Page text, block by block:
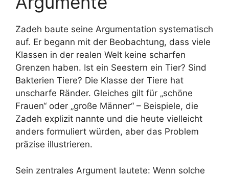
Zadeh baute seine Argumentation systematisch
auf. Er begann mit der Beobachtung, dass viele
Klassen in der realen Welt keine scharfen
Grenzen haben. Ist ein Seestern ein Tier? Sind
Bakterien Tiere? Die Klasse der Tiere hat
unscharfe Ränder. Gleiches gilt für „schöne
Frauen“ oder „große Männer“ – Beispiele, die
Zadeh explizit nannte und die heute vielleicht
anders formuliert würden, aber das Problem
präzise illustrieren.
Sein zentrales Argument lautete: Wenn solche